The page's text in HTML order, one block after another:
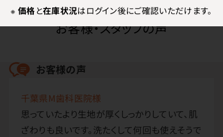
※ 価格と在庫状況はログイン後にご確認いただけます。
お客様・スタッフの声
お客様の声
千葉県M歯科医院様
思っていたより生地が厚くしっかりしていて、肌
ざわりも良いです。洗たくして何回も使えそうで